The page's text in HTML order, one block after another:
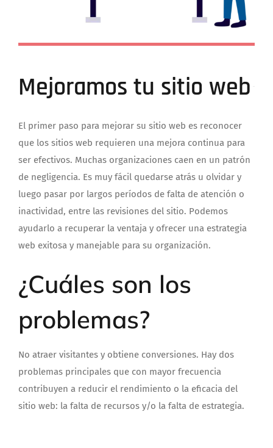
Mejoramos tu sitio web
El primer paso para mejorar su sitio web es reconocer
que los sitios web requieren una mejora continua para
ser efectivos. Muchas organizaciones caen en un patrón
de negligencia. Es muy fácil quedarse atrás u olvidar y
luego pasar por largos períodos de falta de atención o
inactividad, entre las revisiones del sitio. Podemos
ayudarlo a recuperar la ventaja y ofrecer una estrategia
web exitosa y manejable para su organización.
¿Cuáles son los
problemas?
No atraer visitantes y obtiene conversiones. Hay dos
problemas principales que con mayor frecuencia
contribuyen a reducir el rendimiento o la eficacia del
sitio web: la falta de recursos y/o la falta de estrategia.